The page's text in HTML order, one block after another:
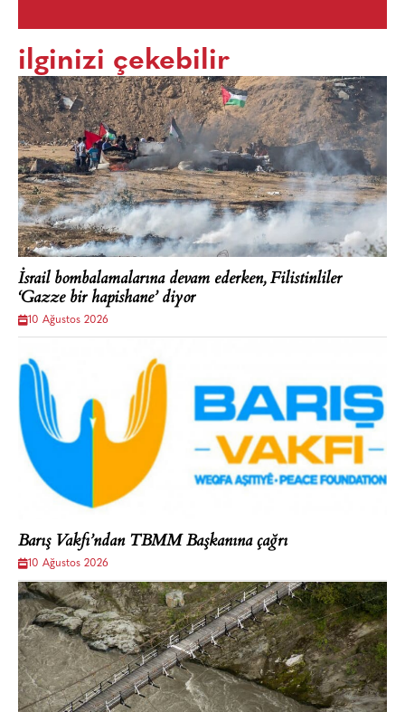
ilginizi çekebilir
İsrail bombalamalarına devam ederken, Filistinliler
‘Gazze bir hapishane’ diyor
10 Ağustos 2026
Barış Vakfı’ndan TBMM Başkanına çağrı
10 Ağustos 2026